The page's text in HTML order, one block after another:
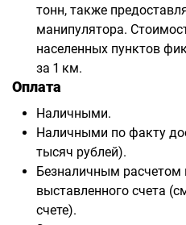
тонн, также
манипулятора.
населенных пунктов
за 1 км.
Оплата
Наличными.
Наличными по факту
тысяч рублей).
Безналичным расчетом
выставленного счета
счете).
Доступны